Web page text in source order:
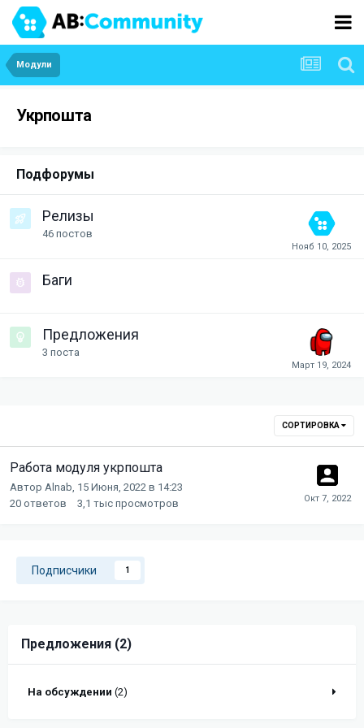
Модули
Укрпошта
Подфорумы
Релизы
46 постов
Баги
Предложения
3 поста
СОРТИРОВКА
Работа модуля укрпошта
Автор Alnab 15 Июня, 2022 в 14:23
20 ответов 3,1 тыс просмотров
Подписчики 1
Предложения (2)
На обсуждении (2)